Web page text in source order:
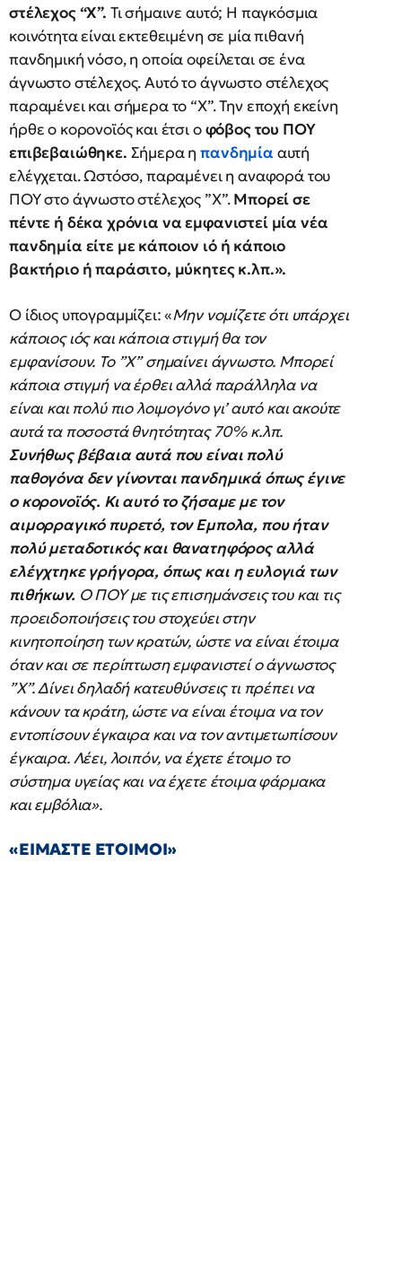
στέλεχος “Χ”. Τι σήμαινε αυτό; Η παγκόσμια
κοινότητα είναι εκτεθειμένη σε μία πιθανή
πανδημική νόσο, η οποία οφείλεται σε ένα
άγνωστο στέλεχος. Αυτό το άγνωστο στέλεχος
παραμένει και σήμερα το “Χ”. Την εποχή εκείνη
ήρθε ο κορονοϊός και έτσι οφόβος του ΠΟΥ
επιβεβαιώθηκε. Σήμερα ηπανδημία αυτή
ελέγχεται. Ωστόσο, παραμένει η αναφορά του
ΠΟΥ στο άγνωστο στέλεχος ”Χ”.Μπορεί σε
πέντε ή δέκα χρόνια να εμφανιστεί μία νέα
πανδημία είτε με κάποιον ιό ή κάποιο
βακτήριο ή παράσιτο, μύκητες κ.λπ.».
Ο ίδιος υπογραμμίζει: «Μην νομίζετε ότι υπάρχει
κάποιος ιός και κάποια στιγμή θα τον
εμφανίσουν. Το ”Χ” σημαίνει άγνωστο. Μπορεί
κάποια στιγμή να έρθει αλλά παράλληλα να
είναι και πολύ πιο λοιμογόνο γι’ αυτό και ακούτε
αυτά τα ποσοστά θνητότητας 70% κ.λπ.
Συνήθως βέβαια αυτά που είναι πολύ
παθογόνα δεν γίνονται πανδημικά όπως έγινε
ο κορονοϊός. Κι αυτό το ζήσαμε με τον
αιμορραγικό πυρετό, τον Εμπολα, που ήταν
πολύ μεταδοτικός και θανατηφόρος αλλά
ελέγχτηκε γρήγορα, όπως και η ευλογιά των
πιθήκων. Ο ΠΟΥ με τις επισημάνσεις του και τις
προειδοποιήσεις του στοχεύει στην
κινητοποίηση των κρατών, ώστε να είναι έτοιμα
όταν και σε περίπτωση εμφανιστεί ο άγνωστος
”Χ”. Δίνει δηλαδή κατευθύνσεις τι πρέπει να
κάνουν τα κράτη, ώστε να είναι έτοιμα να τον
εντοπίσουν έγκαιρα και να τον αντιμετωπίσουν
έγκαιρα. Λέει, λοιπόν, να έχετε έτοιμο το
σύστημα υγείας και να έχετε έτοιμα φάρμακα
και εμβόλια».
«ΕΙΜΑΣΤΕ ΕΤΟΙΜΟΙ»